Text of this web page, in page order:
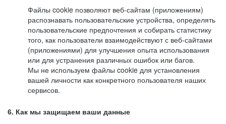
Файлы cookie позволяют веб-сайтам (приложениям)
распознавать пользовательские устройства, определять
пользовательские предпочтения и собирать статистику
того, как пользователи взаимодействуют с веб-сайтами
(приложениями) для улучшения опыта использования
или для устранения различных ошибок или багов.
Мы не используем файлы cookie для установления
вашей личности как конкретного пользователя наших
сервисов.
6. Как мы защищаем ваши данные